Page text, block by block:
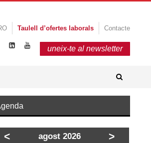
Taulell d’ofertes laborals Contacte
uneix-te al newsletter
< agost 2026 >